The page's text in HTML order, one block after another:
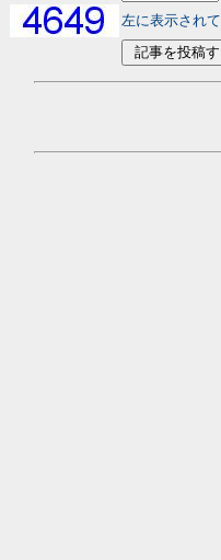
左に表示され